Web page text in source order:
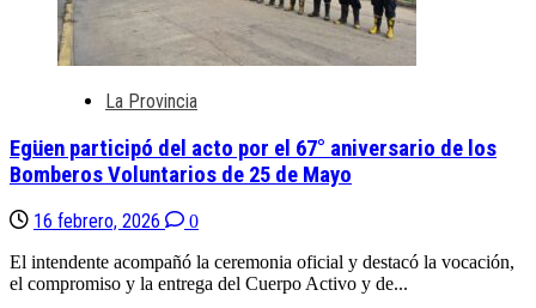
La Provincia
Egüen participó del acto por el 67° aniversario de los
Bomberos Voluntarios de 25 de Mayo
16 febrero, 2026
0
El intendente acompañó la ceremonia oficial y destacó la vocación,
el compromiso y la entrega del Cuerpo Activo y de...